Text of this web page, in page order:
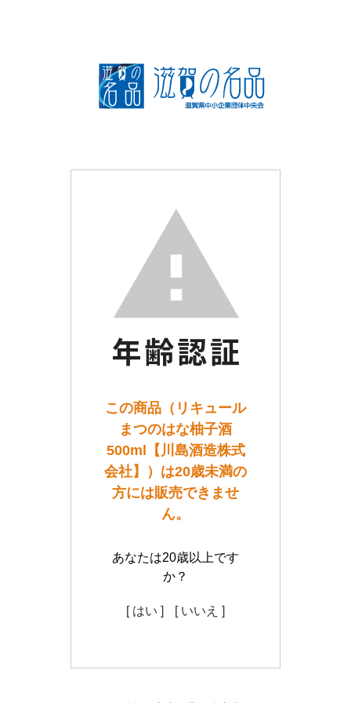
この商品（リキュール
まつのはな柚子酒
500ml【川島酒造株式
会社】）は20歳未満の
方には販売できませ
ん。
あなたは20歳以上です
か？
[ はい ] [ いいえ ]